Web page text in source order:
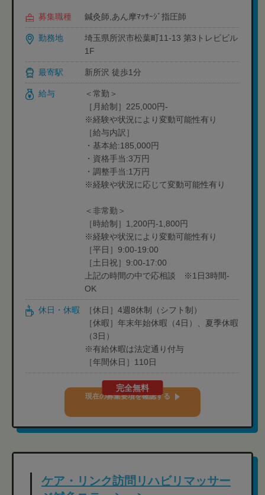
募集職種 鍼灸師,あん摩ﾏｯｻｰｼﾞ指圧師
勤務地
埼玉県所沢市松葉町11-13 第3トレビビル
1F
最寄駅 新所沢 徒歩1分
給与
＜常勤＞
［月給制］225,000円-
※経験や状況により変動可能性有り
［給与内訳］
・基本給:185,000円
・資格手当:3万円
・調整手当:1万円
※経験や状況に応じて変動可能性有り
＜非常勤＞
［時給制］1,200円-1,800円
※経験や状況により変動可能性有り
［平日］9:00-19:00
［土日祝］9:00-17:00
上記の時間の中で応相談 ※1日3時間-
OK
休日・休暇
［休日］4週8休制（シフト制）
［休暇］年末年始休暇（4日）、夏季休暇
（3日）
※有給休暇は法定通り付与
［年間休日］110日
完全無料
現在の募集要項を確認する
ケア・リンク訪問リハビリマッサー